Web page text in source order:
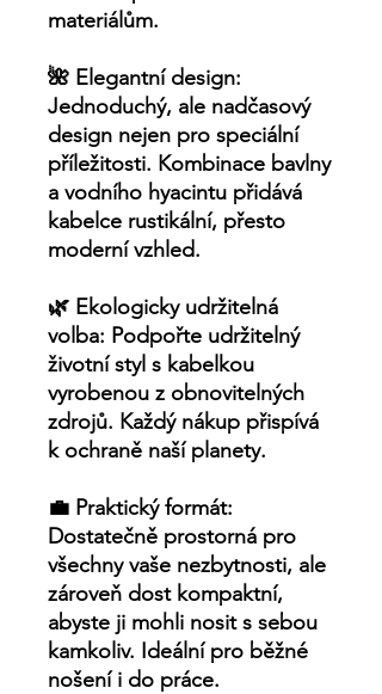
materiálům.
🌺 Elegantní design:
Jednoduchý, ale nadčasový
design nejen pro speciální
příležitosti. Kombinace bavlny
a vodního hyacintu přidává
kabelce rustikální, přesto
moderní vzhled.
🌿 Ekologicky udržitelná
volba: Podpořte udržitelný
životní styl s kabelkou
vyrobenou z obnovitelných
zdrojů. Každý nákup přispívá
k ochraně naší planety.
💼 Praktický formát:
Dostatečně prostorná pro
všechny vaše nezbytnosti, ale
zároveň dost kompaktní,
abyste ji mohli nosit s sebou
kamkoliv. Ideální pro běžné
nošení i do práce.